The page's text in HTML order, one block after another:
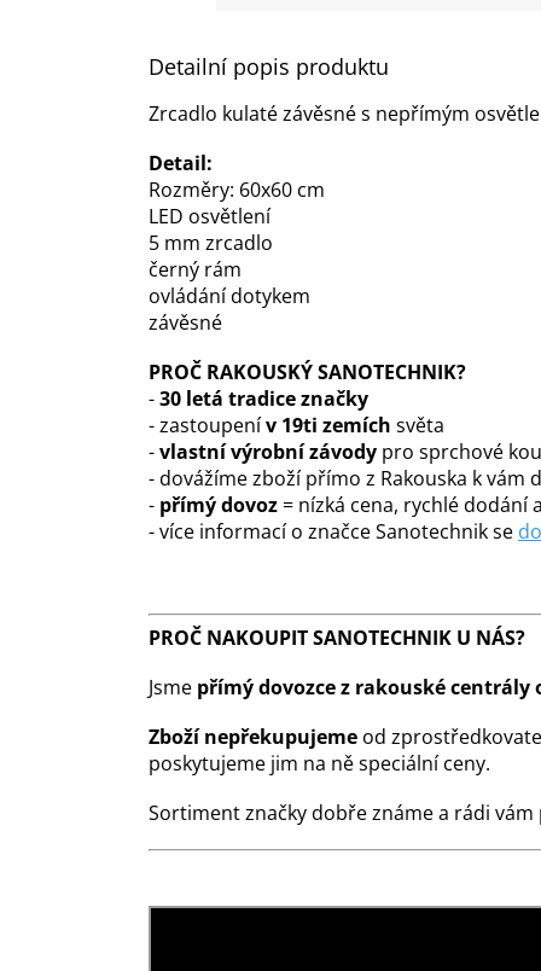
Detailní popis produktu
Zrcadlo kulaté závěsné s nepřímým
Detail:
Rozměry: 60x60 cm
LED osvětlení
5 mm zrcadlo
černý rám
ovládání dotykem
závěsné
PROČ RAKOUSKÝ SANOTECHNIK?
-30 letá tradice značky
- zastoupenív 19ti zemích světa
-vlastní výrobní závody pro sprchové
- dovážíme zboží přímo z Rakouska k vám
- přímý dovoz= nízká cena, rychlé dodání
- více informací o značce Sanotechnik se
PROČ NAKOUPIT SANOTECHNIK U NÁS?
Jsme přímý dovozce z rakouské centrály
Zboží nepřekupujeme od
poskytujeme jim na ně speciální ceny.
Sortiment značky dobře známe a rádi